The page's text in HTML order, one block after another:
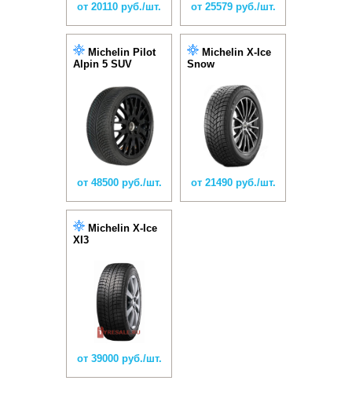
от 20110 руб./шт. от 25579 руб./шт.
Michelin Pilot
Alpin 5 SUV
от 48500 руб./шт.
Michelin X-Ice
Snow
от 21490 руб./шт.
Michelin X-Ice
XI3
от 39000 руб./шт.